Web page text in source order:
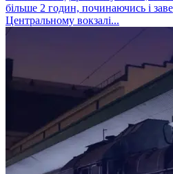
більше 2 годин, починаючись і
Центральному вокзалі...